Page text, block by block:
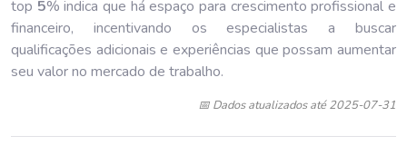
top 5% indica que há espaço para crescimento profissional e
financeiro, incentivando os especialistas a buscar
qualificações adicionais e experiências que possam aumentar
seu valor no mercado de trabalho.
📅 Dados atualizados até 2025-07-31